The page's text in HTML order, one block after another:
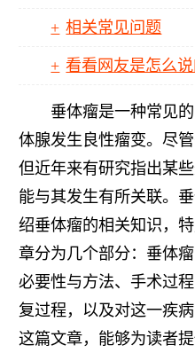
相关常见问题
看看网友是怎么
垂体瘤是一种常见
体腺发生良性瘤变。尽
但近年来有研究指出某
能与其发生有所关联。
绍垂体瘤的相关知识，
章分为几个部分：垂体
必要性与方法、手术过程
复过程，以及对这一疾
这篇文章，能够为读者